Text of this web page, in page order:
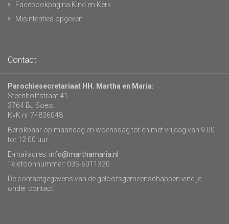
Facebookpagina Kind en Kerk
Misintenties opgeven
Contact
Parochiesecretariaat HH. Martha en Maria:
Steenhoffstraat 41
3764 BJ Soest
KvK nr 74836048
Bereikbaar op maandag en woensdag tot en met vrijdag van 9.00
tot 12.00 uur.
E-mailadres: info@marthamaria.nl
Telefoonnummer: 035-6011320
De contactgegevens van de geloofsgemeenschappen vind je
onder contact!